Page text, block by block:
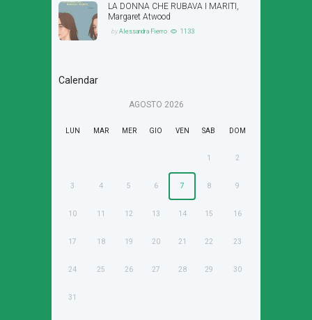
LA DONNA CHE RUBAVA I MARITI,
Margaret Atwood
byAlessandra Fierro 1133
Calendar
AGOSTO 2026
LUN MAR MER GIO VEN SAB DOM
1 2
3 4 5 6 7 8 9
10 11 12 13 14 15 16
17 18 19 20 21 22 23
24 25 26 27 28 29 30
31